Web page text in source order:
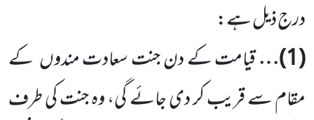
درج ذیل ہے:
(
1
)…قیامت کے دن جنت سعادت مندوں کے
مقام سے قریب کر دی جائے گی، وہ جنت کی طرف